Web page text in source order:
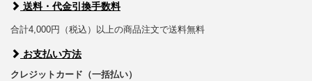
送料・代金引換手数料
合計4,000円（税込）以上の商品注文で送料無料
お支払い方法
クレジットカード（一括払い）